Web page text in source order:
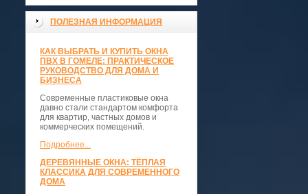
ПОЛЕЗНАЯ ИНФОРМАЦИЯ
КАК ВЫБРАТЬ И КУПИТЬ ОКНА
ПВХ В ГОМЕЛЕ: ПРАКТИЧЕСКОЕ
РУКОВОДСТВО ДЛЯ ДОМА И
БИЗНЕСА
Современные пластиковые окна
давно стали стандартом комфорта
для квартир, частных домов и
коммерческих помещений.
Подробнее...
ДЕРЕВЯННЫЕ ОКНА: ТЁПЛАЯ
КЛАССИКА ДЛЯ СОВРЕМЕННОГО
ДОМА